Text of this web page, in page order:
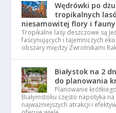
Wędrówki po
tropikalnych
niesamowitej flory i fauny
Tropikalne lasy deszczowe są
fascynujących i tajemniczych
obszary między Zwrotnikami
Białystok na 2
do planowania
Planowanie
Białymstoku często napotyka
najważniejszych atrakcji i